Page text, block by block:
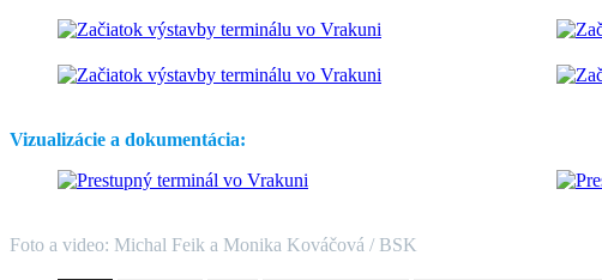
Vizualizácie a dokumentácia:
Foto a video: Michal Feik a Monika Kováčová / BSK